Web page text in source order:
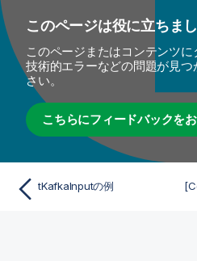
このページは役に立ちま
このページまたはコンテンツに
技術的エラーなどの問題が見
さい。
こちらにフィードバックを
tKafkaInputの例